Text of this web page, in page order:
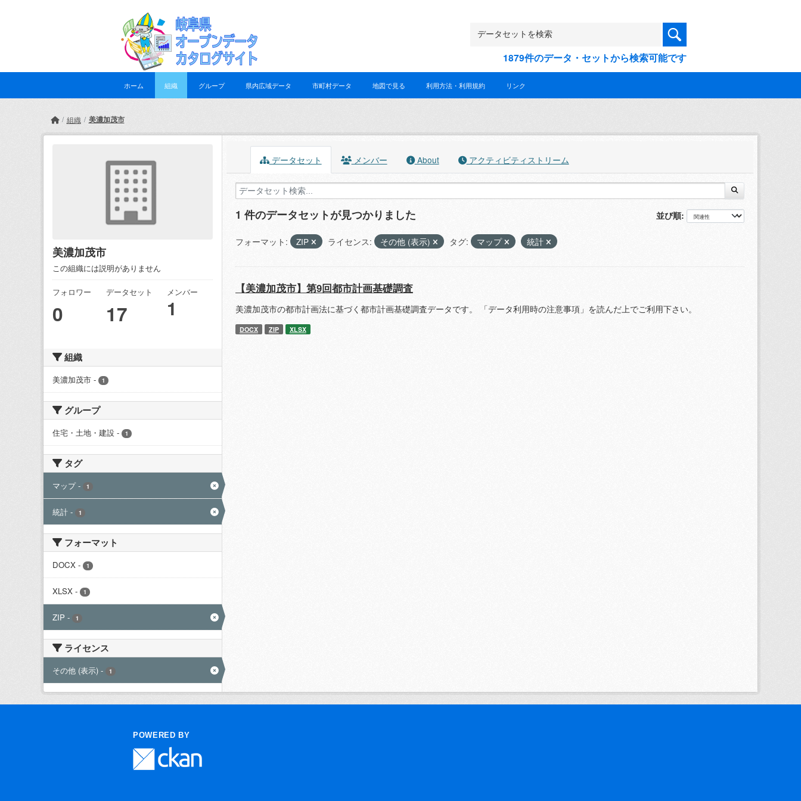
1879件のデータ・セットから検索可能です
ホーム 組織 グループ 県内広域データ 市町村データ 地図で見る 利用方法・利用規約 リンク
組織 美濃加茂市
美濃加茂市
この組織には説明がありません
フォロワー
0
データセット
17
メンバー
1
組織
美濃加茂市 - 1
グループ
住宅・土地・建設 - 1
タグ
マップ - 1
統計 - 1
フォーマット
DOCX - 1
XLSX - 1
ZIP - 1
ライセンス
その他 (表示) - 1
データセット メンバー About アクティビティストリーム
並び順
1 件のデータセットが見つかりました
フォーマット: ZIP ライセンス: その他 (表示) タグ: マップ 統計
【美濃加茂市】第9回都市計画基礎調査
美濃加茂市の都市計画法に基づく都市計画基礎調査データです。 「データ利用時の注意事項」を読んだ上でご利用下さい。
DOCX ZIP XLSX
POWERED BY